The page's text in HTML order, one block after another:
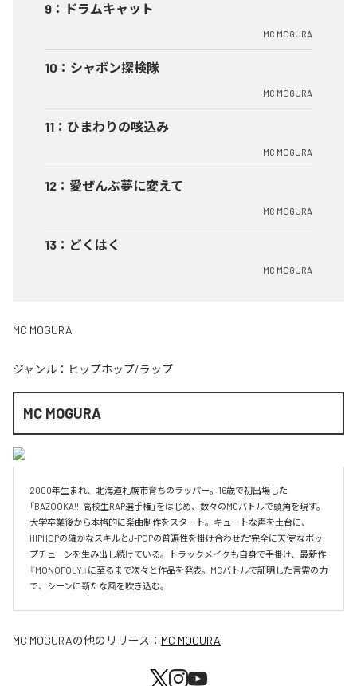
9 ： ドラムキャット
MC MOGURA
10 ： シャボン探検隊
MC MOGURA
11 ： ひまわりの咳込み
MC MOGURA
12 ： 愛ぜんぶ夢に変えて
MC MOGURA
13 ： どくはく
MC MOGURA
MC MOGURA
ジャンル： ヒップホップ/ラップ
MC MOGURA
2000年生まれ、北海道札幌市育ちのラッパー。16歳で初出場した
「BAZOOKA!!! 高校生RAP選手権」をはじめ、数々のMCバトルで頭角を現す。
大学卒業後から本格的に楽曲制作をスタート。キュートな声を土台に、
HIPHOPの確かなスキルとJ-POPの普遍性を掛け合わせた"完全に天使"なポッ
プチューンを生み出し続けている。トラックメイクも自身で手掛け、最新作
『MONOPOLY』に至るまで次々と作品を発表。MCバトルで証明した言霊の力
で、シーンに新たな風を吹き込む。
MC MOGURAの他のリリース： MC MOGURA